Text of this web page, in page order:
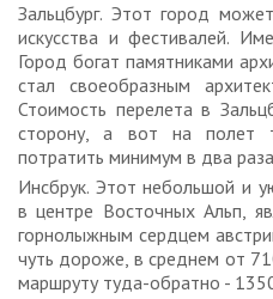
Зальцбург. Этот город
искусства и фестивалей.
Город богат памятниками
стал своеобразным
Стоимость перелета в
сторону, а вот на полет
потратить минимум в два
Инсбрук. Этот небольшой и
в центре Восточных Альп,
горнолыжным сердцем
чуть дороже, в среднем от
маршруту туда-обратно -